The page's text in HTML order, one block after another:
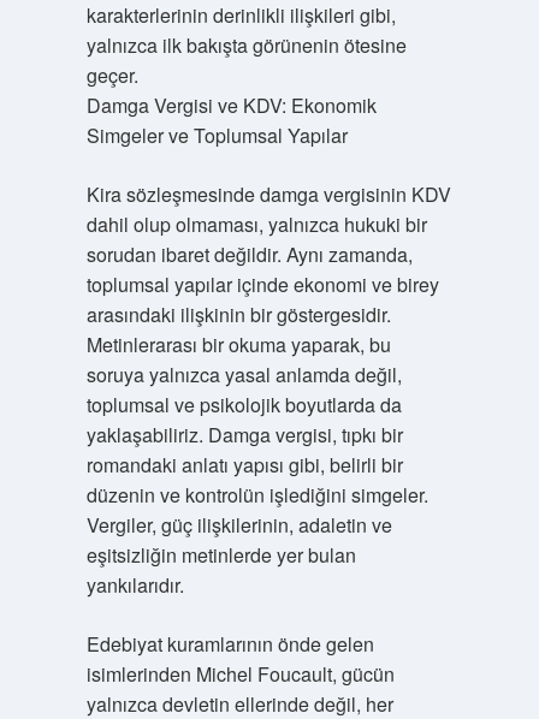
karakterlerinin derinlikli ilişkileri gibi,
yalnızca ilk bakışta görünenin ötesine
geçer.
Damga Vergisi ve KDV: Ekonomik
Simgeler ve Toplumsal Yapılar
Kira sözleşmesinde damga vergisinin KDV
dahil olup olmaması, yalnızca hukuki bir
sorudan ibaret değildir. Aynı zamanda,
toplumsal yapılar içinde ekonomi ve birey
arasındaki ilişkinin bir göstergesidir.
Metinlerarası bir okuma yaparak, bu
soruya yalnızca yasal anlamda değil,
toplumsal ve psikolojik boyutlarda da
yaklaşabiliriz. Damga vergisi, tıpkı bir
romandaki anlatı yapısı gibi, belirli bir
düzenin ve kontrolün işlediğini simgeler.
Vergiler, güç ilişkilerinin, adaletin ve
eşitsizliğin metinlerde yer bulan
yankılarıdır.
Edebiyat kuramlarının önde gelen
isimlerinden Michel Foucault, gücün
yalnızca devletin ellerinde değil, her